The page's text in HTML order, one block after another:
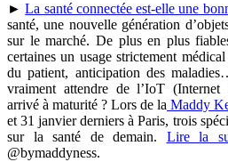
►La santé connectée est-elle une
santé, une nouvelle génération
sur le marché. De plus en plus
certaines un usage strictement
du patient, anticipation des
vraiment attendre de l’IoT (Internet
arrivé à maturité ? Lors de la Maddy
et 31 janvier derniers à Paris, trois
sur la santé de demain. Lire la
@bymaddyness.